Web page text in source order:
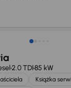
VAT
2.0 TDI85 kW
Książka